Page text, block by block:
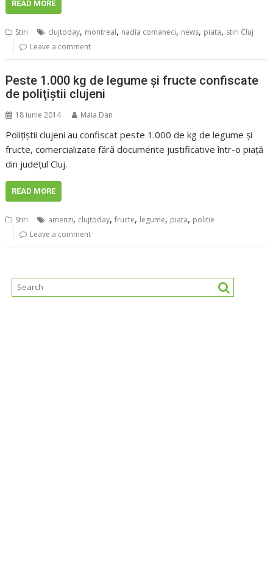
READ MORE
Stiri clujtoday, montreal, nadia comaneci, news, piata, stiri Cluj
Leave a comment
Peste 1.000 kg de legume şi fructe confiscate
de poliţiştii clujeni
18 iunie 2014 Maia.Dan
Poliţiştii clujeni au confiscat peste 1.000 de kg de legume şi
fructe, comercializate fără documente justificative într-o piaţă
din judeţul Cluj.
READ MORE
Stiri amenzi, clujtoday,fructe, legume, piata, politie
Leave a comment